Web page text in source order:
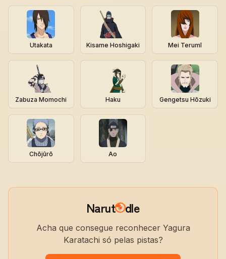
Utakata Kisame Hoshigaki Mei Terumī
Zabuza Momochi Haku Gengetsu Hōzuki
Chōjūrō Ao
Narut dle
Acha que consegue reconhecer Yagura
Karatachi só pelas pistas?